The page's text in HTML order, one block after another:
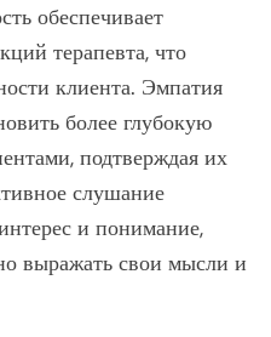
обеспечивает
терапевта, что
клиента. Эмпатия
более глубокую
подтверждая их
слушание
и понимание,
выражать свои мысли и